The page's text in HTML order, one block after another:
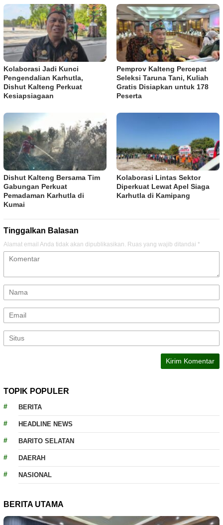
Kolaborasi Jadi Kunci
Pengendalian Karhutla,
Dishut Kalteng Perkuat
Kesiapsiagaan
Pemprov Kalteng Percepat
Seleksi Taruna Tani, Kuliah
Gratis Disiapkan untuk 178
Peserta
Dishut Kalteng Bersama Tim
Gabungan Perkuat
Pemadaman Karhutla di
Kumai
Kolaborasi Lintas Sektor
Diperkuat Lewat Apel Siaga
Karhutla di Kamipang
Tinggalkan Balasan
Alamat email Anda tidak akan dipublikasikan. Ruas yang wajib ditandai *
TOPIK POPULER
BERITA
HEADLINE NEWS
BARITO SELATAN
DAERAH
NASIONAL
BERITA UTAMA